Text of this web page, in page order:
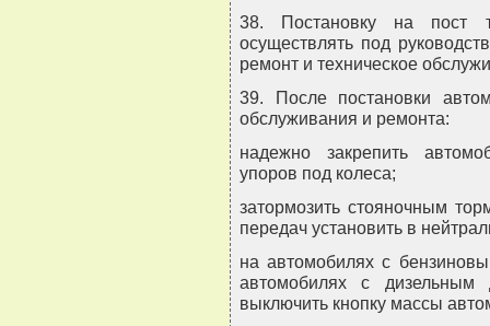
38. Постановку на пост
осуществлять под
ремонт и техническое
39. После постановки
обслуживания и ремонта:
надежно закрепить
упоров под колеса;
затормозить стояночным
передач установить в
на автомобилях с
автомобилях с дизельным
выключить кнопку массы